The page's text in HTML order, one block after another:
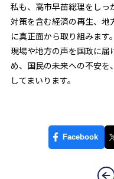
私も、高市早苗総理をし
対策を含む経済の再生、地
に真正面から取り組みます。
現場や地方の声を国政に届
め、国民の未来への不安を
してまいります。